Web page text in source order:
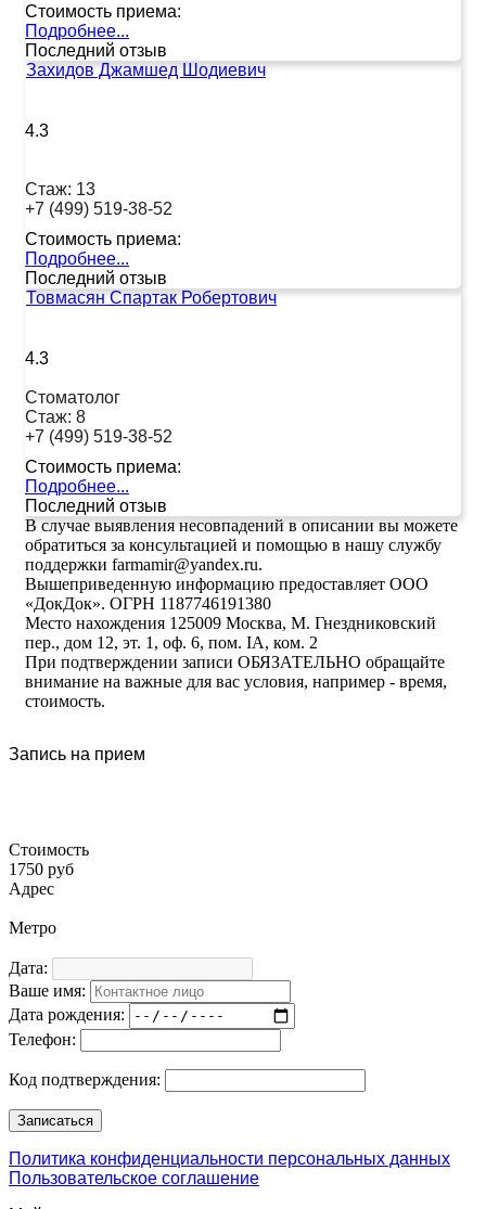
Стоимость приема:
Подробнее...
Последний отзыв
Захидов Джамшед Шодиевич
4.3
Стаж: 13
+7 (499) 519-38-52
Стоимость приема:
Подробнее...
Последний отзыв
Товмасян Спартак Робертович
4.3
Стоматолог
Стаж: 8
+7 (499) 519-38-52
Стоимость приема:
Подробнее...
Последний отзыв
В случае выявления несовпадений в описании вы можете
обратиться за консультацией и помощью в нашу службу
поддержки farmamir@yandex.ru.
Вышеприведенную информацию предоставляет ООО
«ДокДок». ОГРН 1187746191380
Место нахождения 125009 Москва, М. Гнездниковский
пер., дом 12, эт. 1, оф. 6, пом. IA, ком. 2
При подтверждении записи ОБЯЗАТЕЛЬНО обращайте
внимание на важные для вас условия, например - время,
стоимость.
Запись на прием
Стоимость
1750 руб
Адрес
Метро
Дата:
Ваше имя:
Дата рождения:
Телефон:
Код подтверждения:
Политика конфиденциальности персональных данных
Пользовательское соглашение